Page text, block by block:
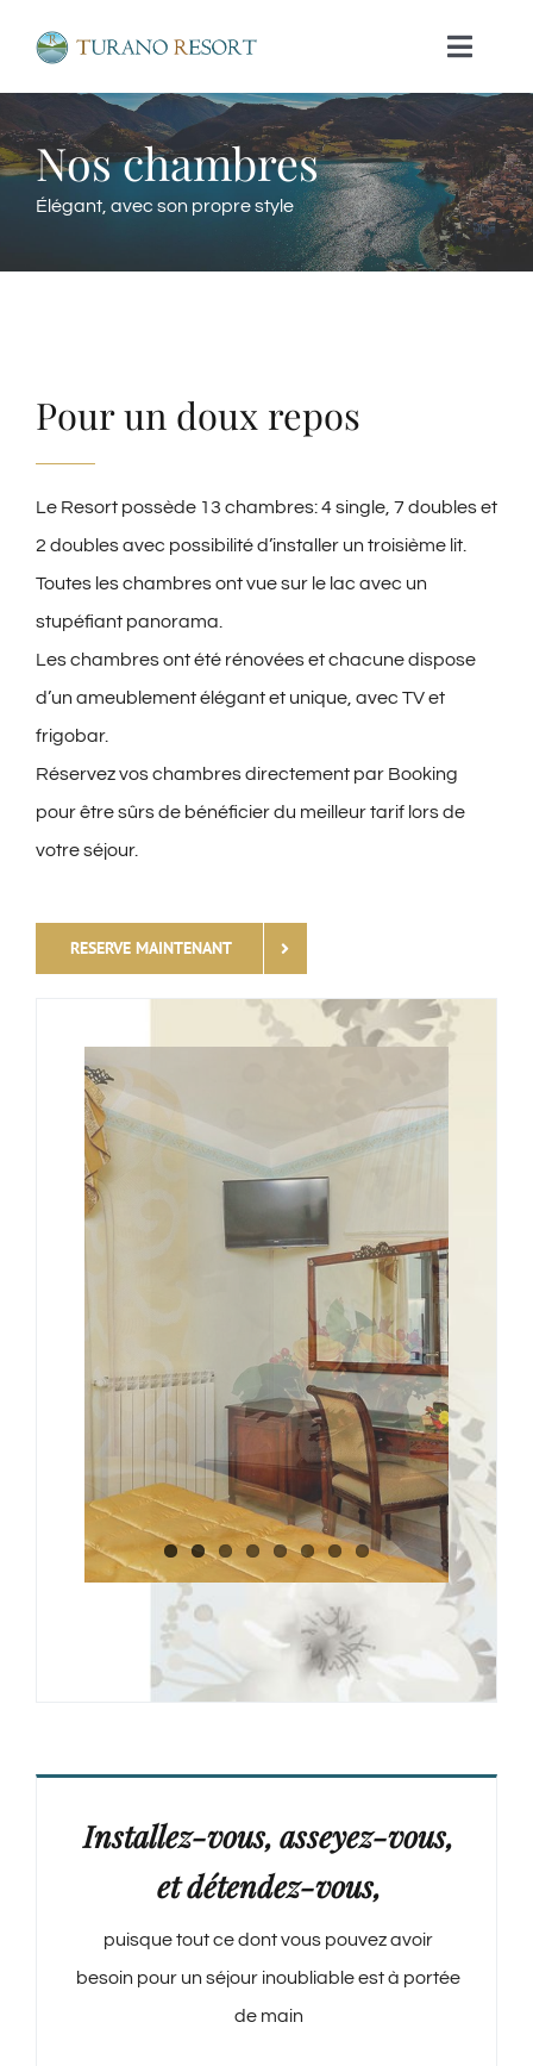
content
Toggle
RESORT
NOS CHAMBRES
EXCURSIONS
LIVRE
OFFERTE
CONTACTS
WEBCAM
Nos chambres
Élégant, avec son propre style
Pour un doux repos
Le Resort possède 13 chambres: 4 single, 7 doubles et
2 doubles avec possibilité d’installer un troisième lit.
Toutes les chambres ont vue sur le lac avec un
stupéfiant panorama.
Les chambres ont été rénovées et chacune dispose
d’un ameublement élégant et unique, avec TV et
frigobar.
Réservez vos chambres directement par Booking
pour être sûrs de bénéficier du meilleur tarif lors de
votre séjour.
RESERVE MAINTENANT
Installez-vous, asseyez-vous,
et détendez-vous,
puisque tout ce dont vous pouvez avoir
besoin pour un séjour inoubliable est à portée
de main